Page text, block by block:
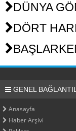
DÜNYA
DÖRT
GENEL
Anasayfa
Haber Arşivi